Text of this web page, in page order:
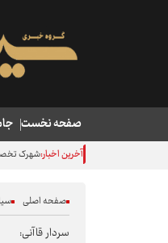
صفحه نخست
آخرین اخبار:
صفحه اصلی
سردار قاآنی: